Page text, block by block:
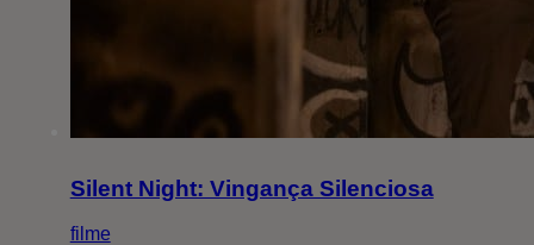
Silent Night: Vingança Silenciosa
filme